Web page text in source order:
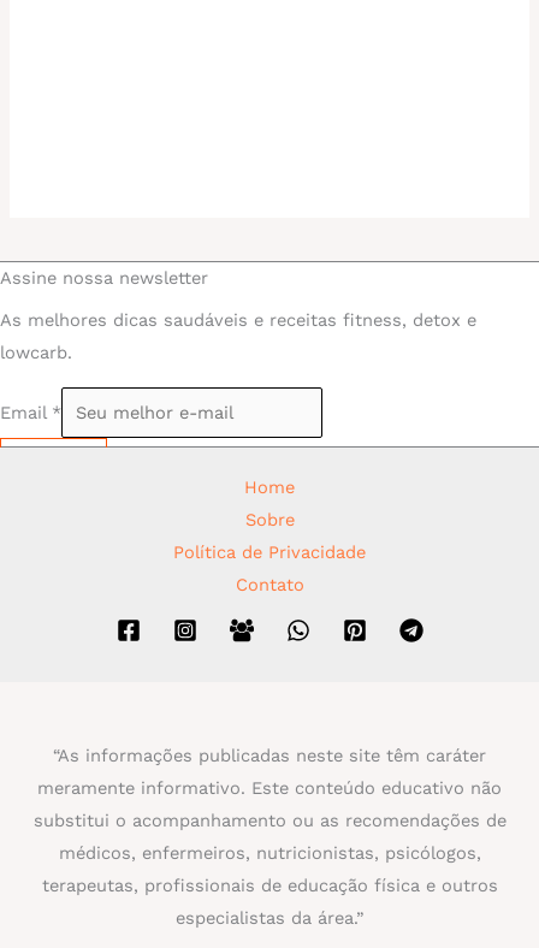
Assine nossa newsletter
As melhores dicas saudáveis e receitas fitness, detox e
lowcarb.
Email *
Home
Sobre
Política de Privacidade
Contato
“As informações publicadas neste site têm caráter
meramente informativo. Este conteúdo educativo não
substitui o acompanhamento ou as recomendações de
médicos, enfermeiros, nutricionistas, psicólogos,
terapeutas, profissionais de educação física e outros
especialistas da área.”